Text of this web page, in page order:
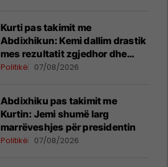
Kurti pas takimit me
Abdixhikun: Kemi dallim drastik
mes rezultatit zgjedhor dhe
kërkesave të LDK-së
Politikë 07/08/2026
Abdixhiku pas takimit me
Kurtin: Jemi shumë larg
marrëveshjes për presidentin
Politikë 07/08/2026